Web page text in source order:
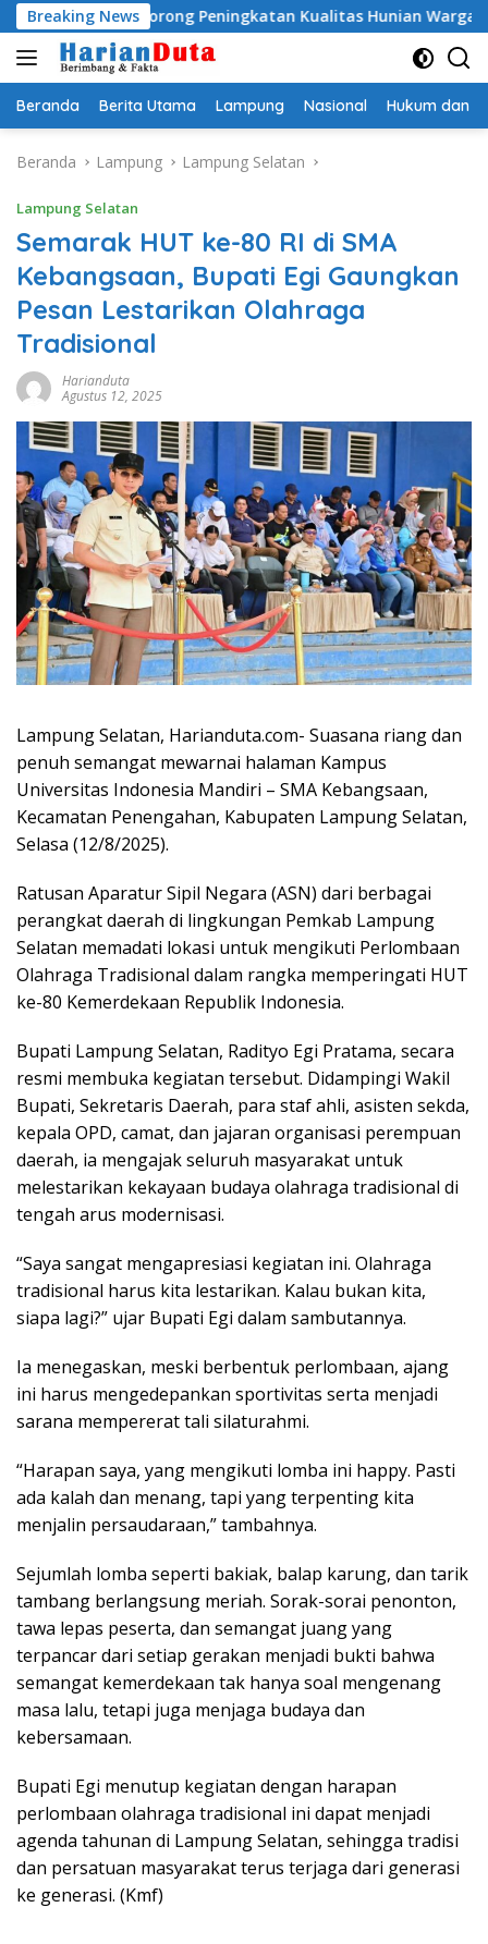
Langsung
ke
konten
Breaking News
Dorong Peningkatan Kualitas Hunian Warga dan Serap
Beranda Berita Utama Lampung Nasional Hukum dan
Beranda Lampung Lampung Selatan
Lampung Selatan
Semarak HUT ke-80 RI di SMA
Kebangsaan, Bupati Egi Gaungkan
Pesan Lestarikan Olahraga
Tradisional
Harianduta
Agustus 12, 2025
Lampung Selatan, Harianduta.com- Suasana riang dan
penuh semangat mewarnai halaman Kampus
Universitas Indonesia Mandiri – SMA Kebangsaan,
Kecamatan Penengahan, Kabupaten Lampung Selatan,
Selasa (12/8/2025).
Ratusan Aparatur Sipil Negara (ASN) dari berbagai
perangkat daerah di lingkungan Pemkab Lampung
Selatan memadati lokasi untuk mengikuti Perlombaan
Olahraga Tradisional dalam rangka memperingati HUT
ke-80 Kemerdekaan Republik Indonesia.
Bupati Lampung Selatan, Radityo Egi Pratama, secara
resmi membuka kegiatan tersebut. Didampingi Wakil
Bupati, Sekretaris Daerah, para staf ahli, asisten sekda,
kepala OPD, camat, dan jajaran organisasi perempuan
daerah, ia mengajak seluruh masyarakat untuk
melestarikan kekayaan budaya olahraga tradisional di
tengah arus modernisasi.
“Saya sangat mengapresiasi kegiatan ini. Olahraga
tradisional harus kita lestarikan. Kalau bukan kita,
siapa lagi?” ujar Bupati Egi dalam sambutannya.
Ia menegaskan, meski berbentuk perlombaan, ajang
ini harus mengedepankan sportivitas serta menjadi
sarana mempererat tali silaturahmi.
“Harapan saya, yang mengikuti lomba ini happy. Pasti
ada kalah dan menang, tapi yang terpenting kita
menjalin persaudaraan,” tambahnya.
Sejumlah lomba seperti bakiak, balap karung, dan tarik
tambang berlangsung meriah. Sorak-sorai penonton,
tawa lepas peserta, dan semangat juang yang
terpancar dari setiap gerakan menjadi bukti bahwa
semangat kemerdekaan tak hanya soal mengenang
masa lalu, tetapi juga menjaga budaya dan
kebersamaan.
Bupati Egi menutup kegiatan dengan harapan
perlombaan olahraga tradisional ini dapat menjadi
agenda tahunan di Lampung Selatan, sehingga tradisi
dan persatuan masyarakat terus terjaga dari generasi
ke generasi. (Kmf)